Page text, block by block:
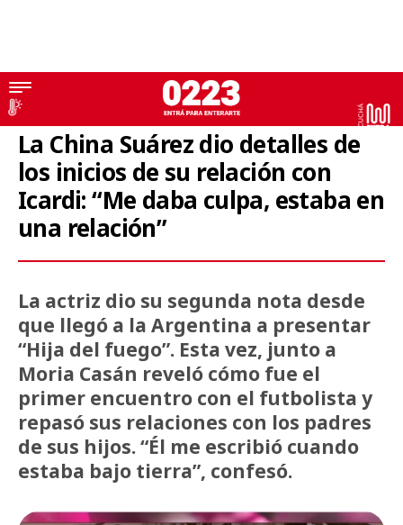
China Suárez
La China Suárez dio detalles de
los inicios de su relación con
Icardi: “Me daba culpa, estaba en
una relación”
La actriz dio su segunda nota desde
que llegó a la Argentina a presentar
“Hija del fuego”. Esta vez, junto a
Moria Casán reveló cómo fue el
primer encuentro con el futbolista y
repasó sus relaciones con los padres
de sus hijos. “Él me escribió cuando
estaba bajo tierra”, confesó.